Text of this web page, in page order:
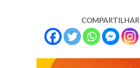
COMPARTILHAR